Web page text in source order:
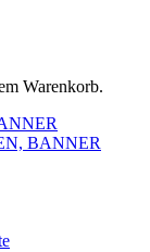
Warenkorb.
BANNER